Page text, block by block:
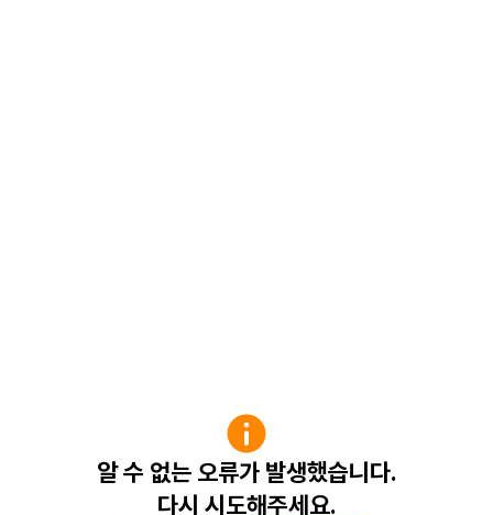
알 수 없는 오류가 발생했습니다.
다시 시도해주세요.